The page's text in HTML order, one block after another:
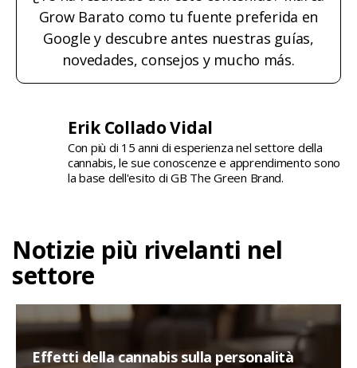
Grow Barato como tu fuente preferida en
Google y descubre antes nuestras guías,
novedades, consejos y mucho más.
Erik Collado Vidal
Con più di 15 anni di esperienza nel settore della
cannabis, le sue conoscenze e apprendimento sono
la base dell'esito di GB The Green Brand.
Notizie più rivelanti nel
settore
Effetti della cannabis sulla personalità